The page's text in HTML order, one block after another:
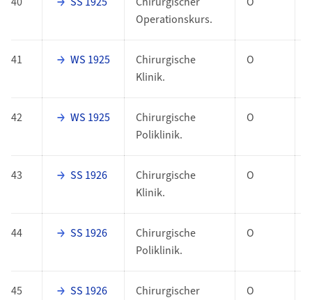
Operationskurs.
41 WS 1925
Chirurgische
Klinik.
O
42 WS 1925
Chirurgische
Poliklinik.
O
43 SS 1926
Chirurgische
Klinik.
O
44 SS 1926
Chirurgische
Poliklinik.
O
45 SS 1926
Chirurgischer
O